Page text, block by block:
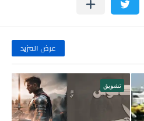
عرض المزيد
تشويق